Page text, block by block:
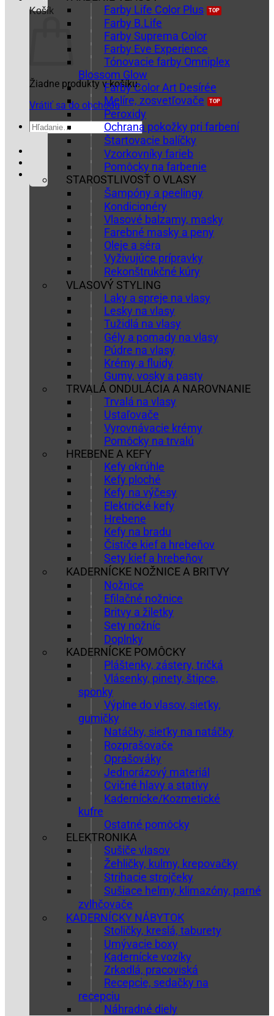
Košík
Žiadne produkty v košíku.
Vrátiť sa do obchodu
Hľadať:
Farby Life Color Plus
Farby B.Life
Farby Suprema Color
Farby Eve Experience
Tónovacie farby Omniplex
Blossom Glow
Farby Color Art Desírée
Melíre, zosvetľovače
Peroxidy
Ochrana pokožky pri farbení
Štartovacie balíčky
Vzorkovníky farieb
Pomôcky na farbenie
STAROSTLIVOSŤ O VLASY
Šampóny a peelingy
Kondicionéry
Vlasové balzamy, masky
Farebné masky a peny
Oleje a séra
Vyživujúce prípravky
Rekonštrukčné kúry
VLASOVÝ STYLING
Laky a spreje na vlasy
Lesky na vlasy
Tužidlá na vlasy
Gély a pomady na vlasy
Púdre na vlasy
Krémy a fluidy
Gumy, vosky a pasty
TRVALÁ ONDULÁCIA A NAROVNANIE
Trvalá na vlasy
Ustaľovače
Vyrovnávacie krémy
Pomôcky na trvalú
HREBENE A KEFY
Kefy okrúhle
Kefy ploché
Kefy na výčesy
Elektrické kefy
Hrebene
Kefy na bradu
Čističe kief a hrebeňov
Sety kief a hrebeňov
KADERNÍCKE NOŽNICE A BRITVY
Nožnice
Efilačné nožnice
Britvy a žiletky
Sety nožníc
Doplnky
KADERNÍCKE POMÔCKY
Pláštenky, zástery, tričká
Vlásenky, pinety, štipce,
sponky
Výplne do vlasov, sieťky,
gumičky
Natáčky, sieťky na natáčky
Rozprašovače
Oprašováky
Jednorázový materiál
Cvičné hlavy a statívy
Kadernícke/Kozmetické
kufre
Ostatné pomôcky
ELEKTRONIKA
Sušiče vlasov
Žehličky, kulmy, krepovačky
Strihacie strojčeky
Sušiace helmy, klimazóny, parné
zvlhčovače
KADERNÍCKY NÁBYTOK
Stoličky, kreslá, taburety
Umývacie boxy
Kadernícke vozíky
Zrkadlá, pracoviská
Recepcie, sedačky na
recepciu
Náhradné diely